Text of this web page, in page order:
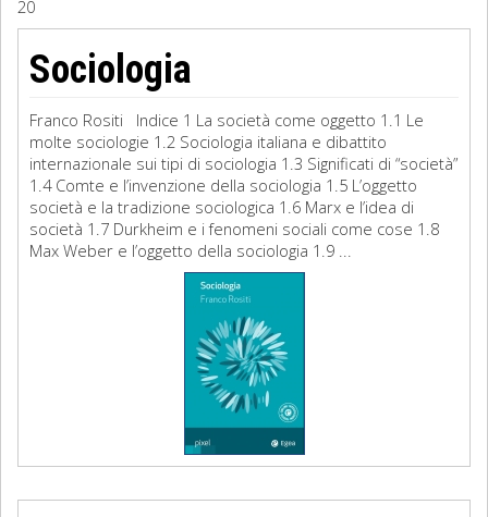
Filosofia
Storia
Matematica
Diritto
20
Sociologia
Franco Rositi Indice 1 La società come oggetto 1.1 Le
molte sociologie 1.2 Sociologia italiana e dibattito
internazionale sui tipi di sociologia 1.3 Significati di “società”
1.4 Comte e l’invenzione della sociologia 1.5 L’oggetto
società e la tradizione sociologica 1.6 Marx e l’idea di
società 1.7 Durkheim e i fenomeni sociali come cose 1.8
Max Weber e l’oggetto della sociologia 1.9 ...